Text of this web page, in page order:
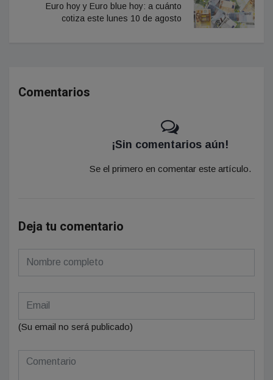
Euro hoy y Euro blue hoy: a cuánto
cotiza este lunes 10 de agosto
Comentarios
¡Sin comentarios aún!
Se el primero en comentar este artículo.
Deja tu comentario
(Su email no será publicado)